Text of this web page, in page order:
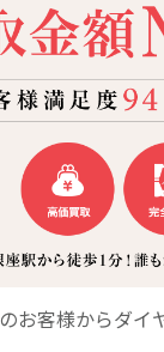
のお客様からダイ